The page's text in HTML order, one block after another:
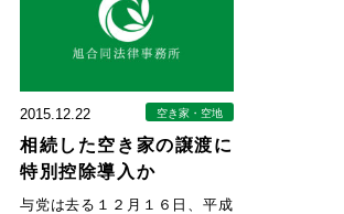
2015.12.22 空き家・空地
相続した空き家の譲渡に
特別控除導入か
与党は去る１２月１６日、平成